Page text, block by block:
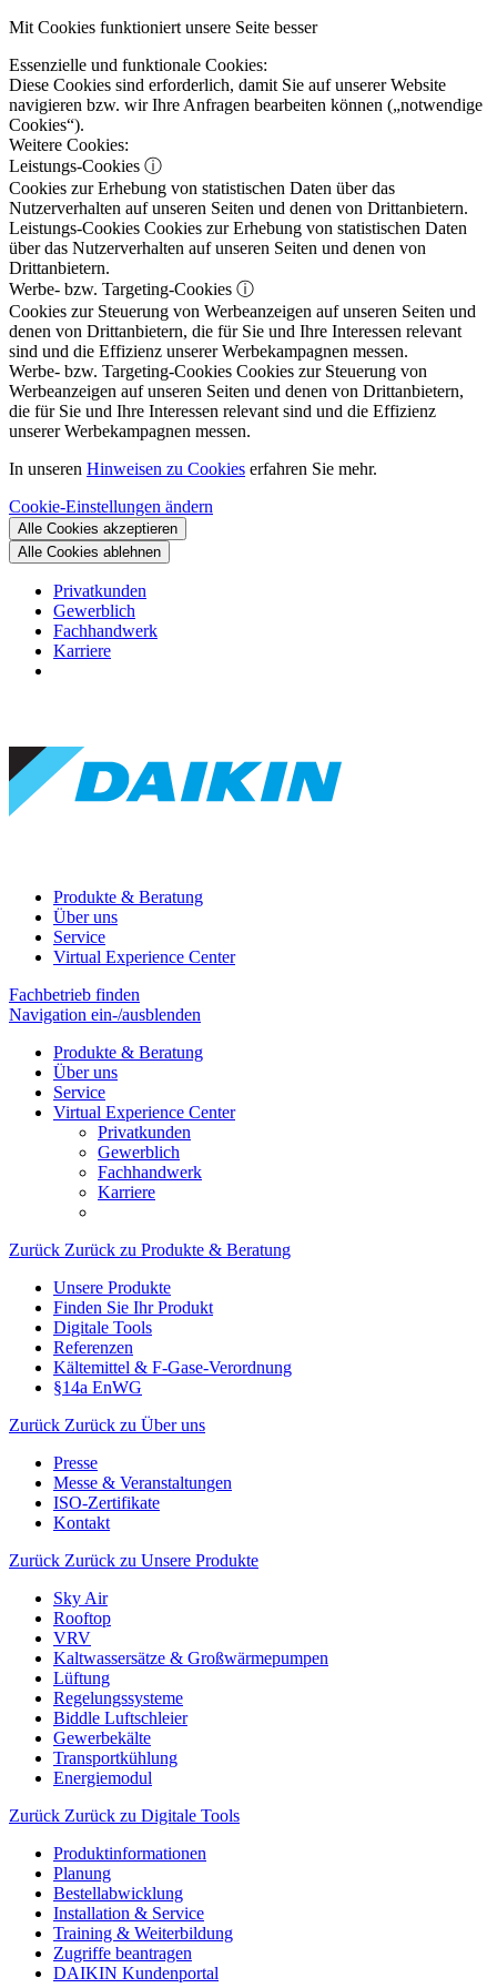
Mit Cookies funktioniert unsere Seite besser
Essenzielle und funktionale Cookies:
Diese Cookies sind erforderlich, damit Sie auf unserer Website
navigieren bzw. wir Ihre Anfragen bearbeiten können („notwendige
Cookies“).
Weitere Cookies:
Leistungs-Cookies ⓘ
Cookies zur Erhebung von statistischen Daten über das
Nutzerverhalten auf unseren Seiten und denen von Drittanbietern.
Leistungs-Cookies Cookies zur Erhebung von statistischen Daten
über das Nutzerverhalten auf unseren Seiten und denen von
Drittanbietern.
Werbe- bzw. Targeting-Cookies ⓘ
Cookies zur Steuerung von Werbeanzeigen auf unseren Seiten und
denen von Drittanbietern, die für Sie und Ihre Interessen relevant
sind und die Effizienz unserer Werbekampagnen messen.
Werbe- bzw. Targeting-Cookies Cookies zur Steuerung von
Werbeanzeigen auf unseren Seiten und denen von Drittanbietern,
die für Sie und Ihre Interessen relevant sind und die Effizienz
unserer Werbekampagnen messen.
In unseren Hinweisen zu Cookies erfahren Sie mehr.
Cookie-Einstellungen ändern
Alle Cookies akzeptieren
Alle Cookies ablehnen
Privatkunden
Gewerblich
Fachhandwerk
Karriere
Produkte & Beratung
Über uns
Service
Virtual Experience Center
Fachbetrieb finden
Navigation ein-/ausblenden
Produkte & Beratung
Über uns
Service
Virtual Experience Center
Privatkunden
Gewerblich
Fachhandwerk
Karriere
Zurück Zurück zu Produkte & Beratung
Unsere Produkte
Finden Sie Ihr Produkt
Digitale Tools
Referenzen
Kältemittel & F-Gase-Verordnung
§14a EnWG
Zurück Zurück zu Über uns
Presse
Messe & Veranstaltungen
ISO-Zertifikate
Kontakt
Zurück Zurück zu Unsere Produkte
Sky Air
Rooftop
VRV
Kaltwassersätze & Großwärmepumpen
Lüftung
Regelungssysteme
Biddle Luftschleier
Gewerbekälte
Transportkühlung
Energiemodul
Zurück Zurück zu Digitale Tools
Produktinformationen
Planung
Bestellabwicklung
Installation & Service
Training & Weiterbildung
Zugriffe beantragen
DAIKIN Kundenportal